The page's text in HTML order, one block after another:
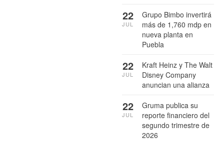
Grupo Bimbo invertirá
más de 1,760 mdp en
nueva planta en
Puebla
22
JUL
Kraft Heinz y The Walt
Disney Company
anuncian una alianza
22
JUL
Gruma publica su
reporte financiero del
segundo trimestre de
2026
22
JUL